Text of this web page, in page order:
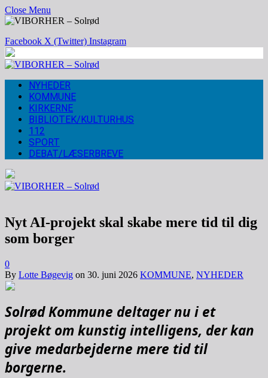
Close Menu
Facebook X (Twitter) Instagram
NYHEDER
KOMMUNE
KIRKERNE
BIBLIOTEK/KULTURHUS
112
SPORT
DEBAT/LÆSERBREVE
Nyt AI-projekt skal skabe mere tid til dig
som borger
0
By Lotte Bøgevig on 30. juni 2026 KOMMUNE, NYHEDER
Solrød Kommune deltager nu i et
projekt om kunstig intelligens, der kan
give medarbejderne mere tid til
borgerne.